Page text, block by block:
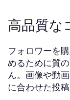
高品質な
フォロワーを
めるために質
ん。画像や動
に合わせた投